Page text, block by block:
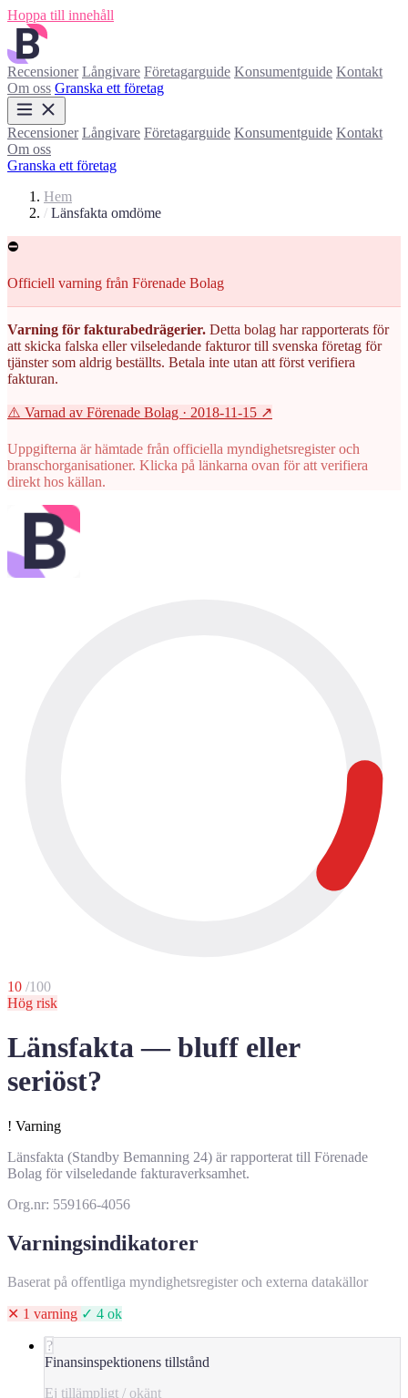
Hoppa till innehåll
Recensioner Långivare Företagarguide Konsumentguide Kontakt
Om oss Granska ett företag
Recensioner Långivare Företagarguide Konsumentguide Kontakt
Om oss
Granska ett företag
Hem
/ Länsfakta omdöme
⛔
Officiell varning från Förenade Bolag
Varning för fakturabedrägerier. Detta bolag har rapporterats för
att skicka falska eller vilseledande fakturor till svenska företag för
tjänster som aldrig beställts. Betala inte utan att först verifiera
fakturan.
⚠️ Varnad av Förenade Bolag · 2018-11-15 ↗
Uppgifterna är hämtade från officiella myndighetsregister och
branschorganisationer. Klicka på länkarna ovan för att verifiera
direkt hos källan.
10 /100
Hög risk
Länsfakta — bluff eller
seriöst?
! Varning
Länsfakta (Standby Bemanning 24) är rapporterat till Förenade
Bolag för vilseledande fakturaverksamhet.
Org.nr: 559166-4056
Varningsindikatorer
Baserat på offentliga myndighetsregister och externa datakällor
✕ 1 varning ✓ 4 ok
?
Finansinspektionens tillstånd
Ej tillämpligt / okänt